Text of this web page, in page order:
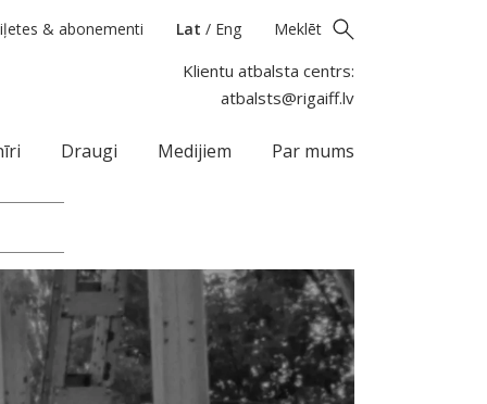
& abonementi Lat / Eng Meklēt
Klientu atbalsta centrs:
atbalsts@rigaiff.lv
Draugi Medijiem Par mums